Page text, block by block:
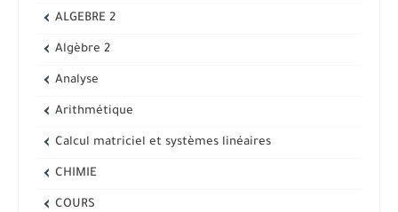
ALGEBRE 2
Algèbre 2
Analyse
Arithmétique
Calcul matriciel et systèmes linéaires
CHIMIE
COURS